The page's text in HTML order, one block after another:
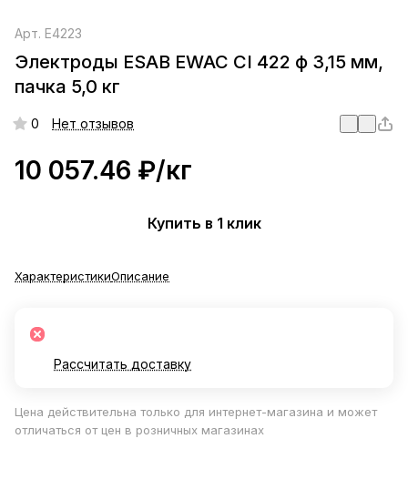
Арт. E4223
Электроды ESAB EWAC CI 422 ф 3,15 мм,
пачка 5,0 кг
0 Нет отзывов
10 057.46 ₽/кг
Купить в 1 клик
ХарактеристикиОписание
Рассчитать доставку
Цена действительна только для интернет-магазина и может
отличаться от цен в розничных магазинах